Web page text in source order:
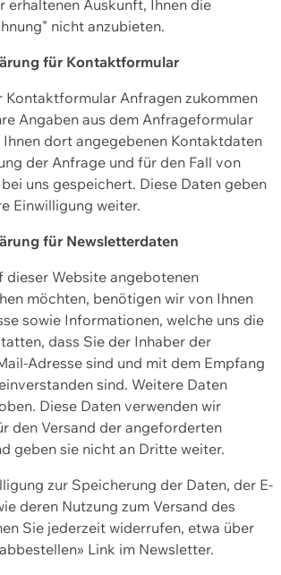
erhaltenen Auskunft, Ihnen die
nicht anzubieten.
für Kontaktformular
Kontaktformular Anfragen zukommen
Angaben aus dem Anfrageformular
dort angegebenen Kontaktdaten
der Anfrage und für den Fall von
uns gespeichert. Diese Daten geben
Einwilligung weiter.
für Newsletterdaten
dieser Website angebotenen
möchten, benötigen wir von Ihnen
sowie Informationen, welche uns die
dass Sie der Inhaber der
Adresse sind und mit dem Empfang
sind. Weitere Daten
Diese Daten verwenden wir
den Versand der angeforderten
geben sie nicht an Dritte weiter.
zur Speicherung der Daten, der E-
deren Nutzung zum Versand des
Sie jederzeit widerrufen, etwa über
Link im Newsletter.